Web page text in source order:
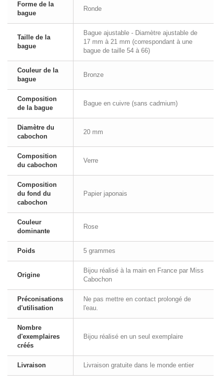
Forme de la
bague
Ronde
Taille de la
bague
Bague ajustable - Diamètre ajustable de
17 mm à 21 mm (correspondant à une
bague de taille 54 à 66)
Couleur de la
bague
Bronze
Composition
de la bague
Bague en cuivre (sans cadmium)
Diamètre du
cabochon
20 mm
Composition
du cabochon
Verre
Composition
du fond du
cabochon
Papier japonais
Couleur
dominante
Rose
Poids 5 grammes
Origine
Bijou réalisé à la main en France par Miss
Cabochon
Préconisations
d'utilisation
Ne pas mettre en contact prolongé de
l'eau.
Nombre
d'exemplaires
créés
Bijou réalisé en un seul exemplaire
Livraison Livraison gratuite dans le monde entier